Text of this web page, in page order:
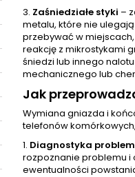
3. Zaśniedziałe styki –
metalu, które nie
przebywać w
reakcję z mikrostykami
śniedzi lub innego
mechanicznego lub
Jak
Wymiana gniazda i
telefonów
1. Diagnostyka
rozpoznanie problemu i
ewentualności